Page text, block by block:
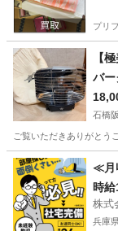
プリ
【
バー
石橋
ご覧いただきありがとう
大阪 池田市 石
≪月
時
株式
兵庫